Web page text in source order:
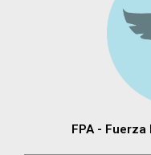
FPA -